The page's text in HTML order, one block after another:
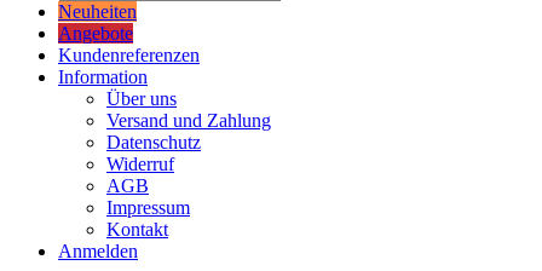
Neuheiten
Angebote
Kundenreferenzen
Information
Über uns
Versand und Zahlung
Datenschutz
Widerruf
AGB
Impressum
Kontakt
Anmelden